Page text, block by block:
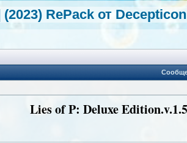
RePack от Decepticon
Lies of P: Deluxe